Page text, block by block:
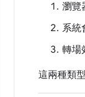
瀏覽
系統
轉場
這兩種類